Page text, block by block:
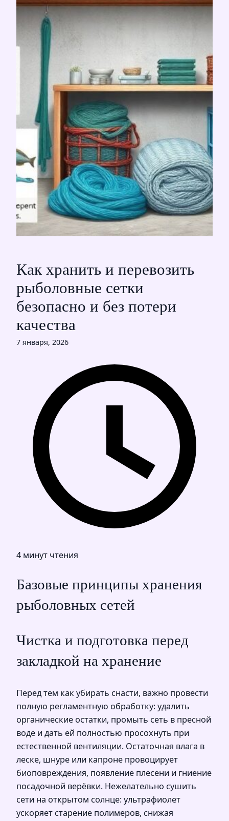
Как хранить и перевозить
рыболовные сетки
безопасно и без потери
качества
7 января, 2026
4 минут чтения
Базовые принципы хранения
рыболовных сетей
Чистка и подготовка перед
закладкой на хранение
Перед тем как убирать снасти, важно провести
полную регламентную обработку: удалить
органические остатки, промыть сеть в пресной
воде и дать ей полностью просохнуть при
естественной вентиляции. Остаточная влага в
леске, шнуре или капроне провоцирует
биоповреждения, появление плесени и гниение
посадочной верёвки. Нежелательно сушить
сети на открытом солнце: ультрафиолет
ускоряет старение полимеров, снижая